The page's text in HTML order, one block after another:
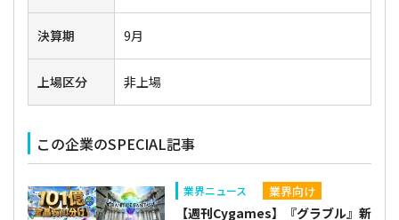
決算期 9月
上場区分 非上場
この企業のSPECIAL記事
業界ニュース 業界向け
【週刊Cygames】『グラブル』新